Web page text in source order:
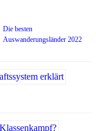
Die besten
Auswanderungsländer 2022